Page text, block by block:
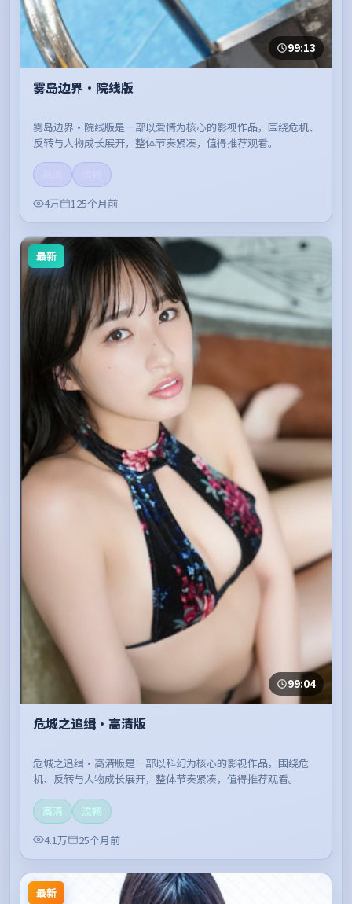
99:13
雾岛边界·院线版
雾岛边界·院线版是一部以爱情为核心的影视作品，围绕危机、
反转与人物成长展开，整体节奏紧凑，值得推荐观看。
4万
125个月前
最新
99:04
危城之追缉·高清版
危城之追缉·高清版是一部以科幻为核心的影视作品，围绕危
机、反转与人物成长展开，整体节奏紧凑，值得推荐观看。
高清
流畅
4.1万
25个月前
最新